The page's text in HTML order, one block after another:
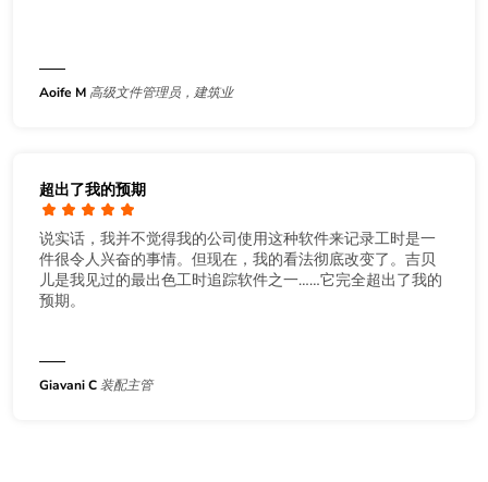
Aoife M 高级文件管理员，建筑业
超出了我的预期
说实话，我并不觉得我的公司使用这种软件来记录工时是一
件很令人兴奋的事情。但现在，我的看法彻底改变了。吉贝
儿是我见过的最出色工时追踪软件之一……它完全超出了我的
预期。
Giavani C装配主管